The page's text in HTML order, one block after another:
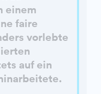
einem
faire
vorlebte
auf ein